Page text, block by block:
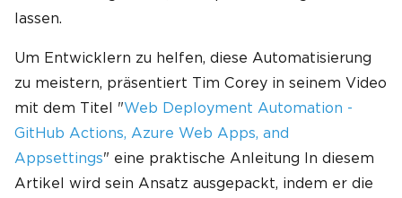
lassen.
Um Entwicklern zu helfen, diese Automatisierung
zu meistern, präsentiert Tim Corey in seinem Video
mit dem Titel "Web Deployment Automation -
GitHub Actions, Azure Web Apps, and
Appsettings" eine praktische Anleitung In diesem
Artikel wird sein Ansatz ausgepackt, indem er die